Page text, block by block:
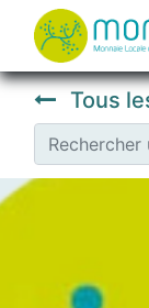
Tous